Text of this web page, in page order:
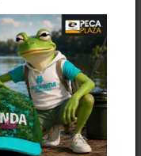
was:
13
370 Ft.
is:
11
365 Ft.
damil.hu
KOSÁRBA TESZEM